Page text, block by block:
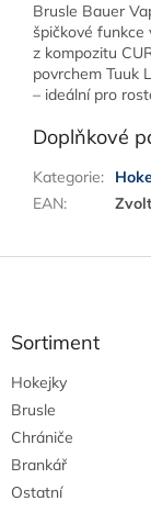
Brusle Bauer
špičkové funkce
z kompozitu
povrchem Tuuk
– ideální pro
Doplňkové
Kategorie:
EAN:
Sortiment
Hokejky
Brusle
Chrániče
Brankář
Ostatní